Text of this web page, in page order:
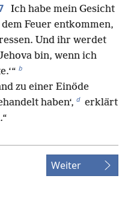
Ich habe mein Gesicht
Feuer entkommen,
Und ihr werdet
bin, wenn ich
b
zu einer Einöde
haben‘, d erklärt
Weiter